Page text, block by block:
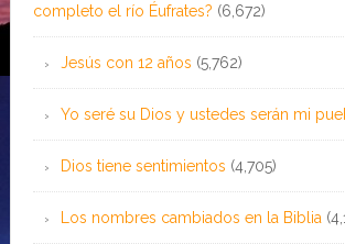
completo el río Éufrates? (6,672)
Jesús con 12 años (5,762)
Yo seré su Dios y ustedes serán mi
Dios tiene sentimientos (4,705)
Los nombres cambiados en la Biblia